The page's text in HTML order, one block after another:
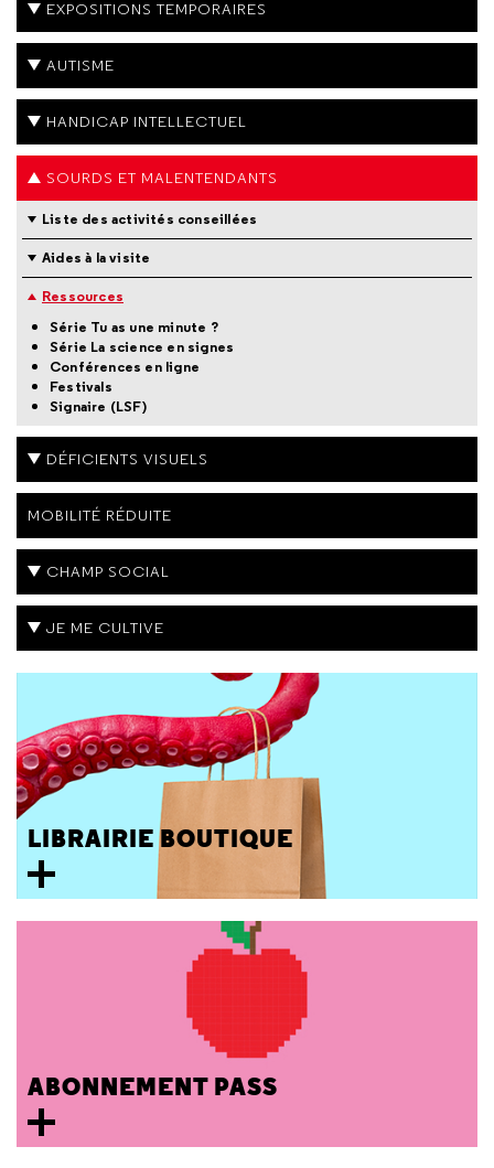
EXPOSITIONS TEMPORAIRES
AUTISME
HANDICAP INTELLECTUEL
SOURDS ET MALENTENDANTS
Liste des activités conseillées
Aides à la visite
Ressources
Série Tu as une minute ?
Série La science en signes
Conférences en ligne
Festivals
Signaire (LSF)
DÉFICIENTS VISUELS
MOBILITÉ RÉDUITE
CHAMP SOCIAL
JE ME CULTIVE
LIBRAIRIE BOUTIQUE
ABONNEMENT PASS